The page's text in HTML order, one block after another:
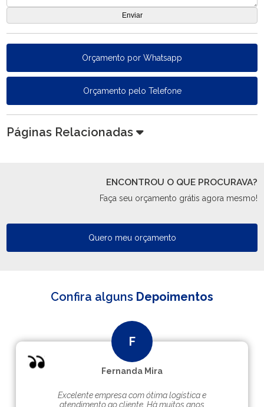
Orçamento por Whatsapp
Orçamento pelo Telefone
Páginas Relacionadas
ENCONTROU O QUE PROCURAVA?
Faça seu orçamento grátis agora mesmo!
Quero meu orçamento
Confira alguns Depoimentos
Fernanda Mira
Excelente empresa com ótima logística e
atendimento ao cliente. Hà muitos anos